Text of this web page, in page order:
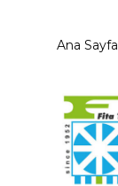
Ana Sayfa